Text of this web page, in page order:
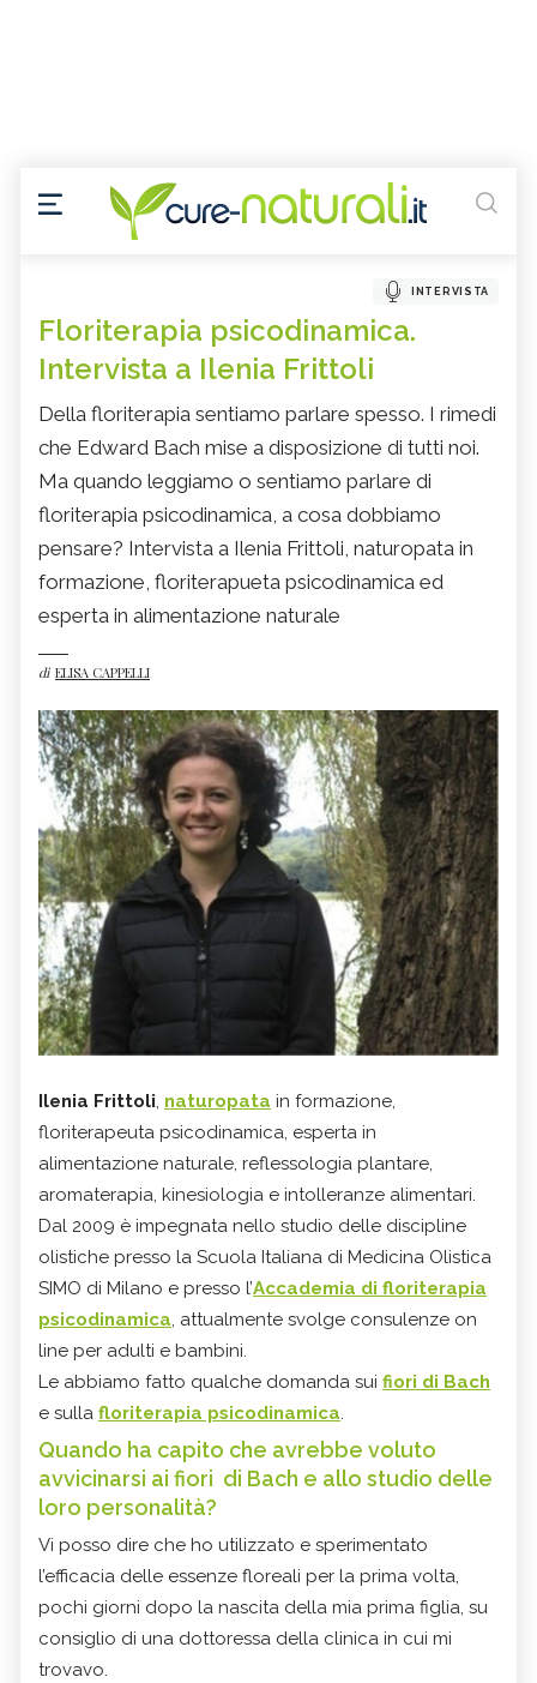
INTERVISTA
Floriterapia psicodinamica.
Intervista a Ilenia Frittoli
Della floriterapia sentiamo parlare spesso. I rimedi
che Edward Bach mise a disposizione di tutti noi.
Ma quando leggiamo o sentiamo parlare di
floriterapia psicodinamica, a cosa dobbiamo
pensare? Intervista a Ilenia Frittoli, naturopata in
formazione, floriterapueta psicodinamica ed
esperta in alimentazione naturale
di ELISA CAPPELLI
Ilenia Frittoli, naturopata in formazione,
floriterapeuta psicodinamica, esperta in
alimentazione naturale, reflessologia plantare,
aromaterapia, kinesiologia e intolleranze alimentari.
Dal 2009 è impegnata nello studio delle discipline
olistiche presso la Scuola Italiana di Medicina Olistica
SIMO di Milano e presso l’Accademia di floriterapia
psicodinamica, attualmente svolge consulenze on
line per adulti e bambini.
Le abbiamo fatto qualche domanda sui fiori di Bach
e sulla floriterapia psicodinamica.
Quando ha capito che avrebbe voluto
avvicinarsi ai fiori di Bach e allo studio delle
loro personalità?
Vi posso dire che ho utilizzato e sperimentato
l’efficacia delle essenze floreali per la prima volta,
pochi giorni dopo la nascita della mia prima figlia, su
consiglio di una dottoressa della clinica in cui mi
trovavo.